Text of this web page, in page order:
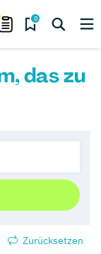
0
das zu
Zurücksetzen